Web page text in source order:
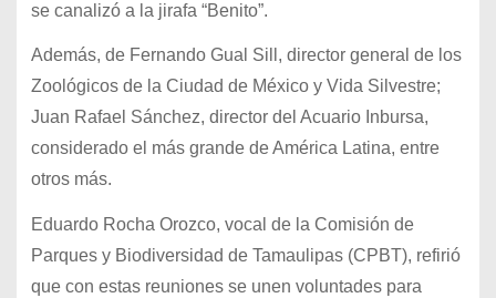
se canalizó a la jirafa “Benito”.
Además, de Fernando Gual Sill, director general de los
Zoológicos de la Ciudad de México y Vida Silvestre;
Juan Rafael Sánchez, director del Acuario Inbursa,
considerado el más grande de América Latina, entre
otros más.
Eduardo Rocha Orozco, vocal de la Comisión de
Parques y Biodiversidad de Tamaulipas (CPBT), refirió
que con estas reuniones se unen voluntades para